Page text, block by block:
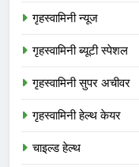
गृहस्वामिनी न्यूज
गृहस्वामिनी ब्यूटी स्पेशल
गृहस्वामिनी सुपर अचीवर
गृहस्वामिनी हेल्थ केयर
चाइल्ड हेल्थ